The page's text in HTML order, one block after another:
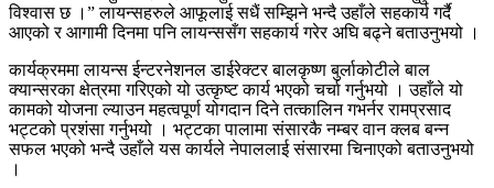
विश्वास छ ।” लायन्सहरुले आफूलाई सधैं सम्झिने भन्दै उहाँले सहकार्य गर्दै
आएको र आगामी दिनमा पनि लायन्ससँग सहकार्य गरेर अघि बढ्ने बताउनुभयो ।
कार्यक्रममा लायन्स ईन्टरनेशनल डाईरेक्टर बालकृष्ण बुर्लाकोटीले बाल
क्यान्सरका क्षेत्रमा गरिएको यो उत्कृष्ट कार्य भएको चर्चा गर्नुभयो । उहाँले यो
कामको योजना ल्याउन महत्वपूर्ण योगदान दिने तत्कालिन गभर्नर रामप्रसाद
भट्टको प्रशंसा गर्नुभयो । भट्टका पालामा संसारकै नम्बर वान क्लब बन्न
सफल भएको भन्दै उहाँले यस कार्यले नेपाललाई संसारमा चिनाएको बताउनुभयो
।